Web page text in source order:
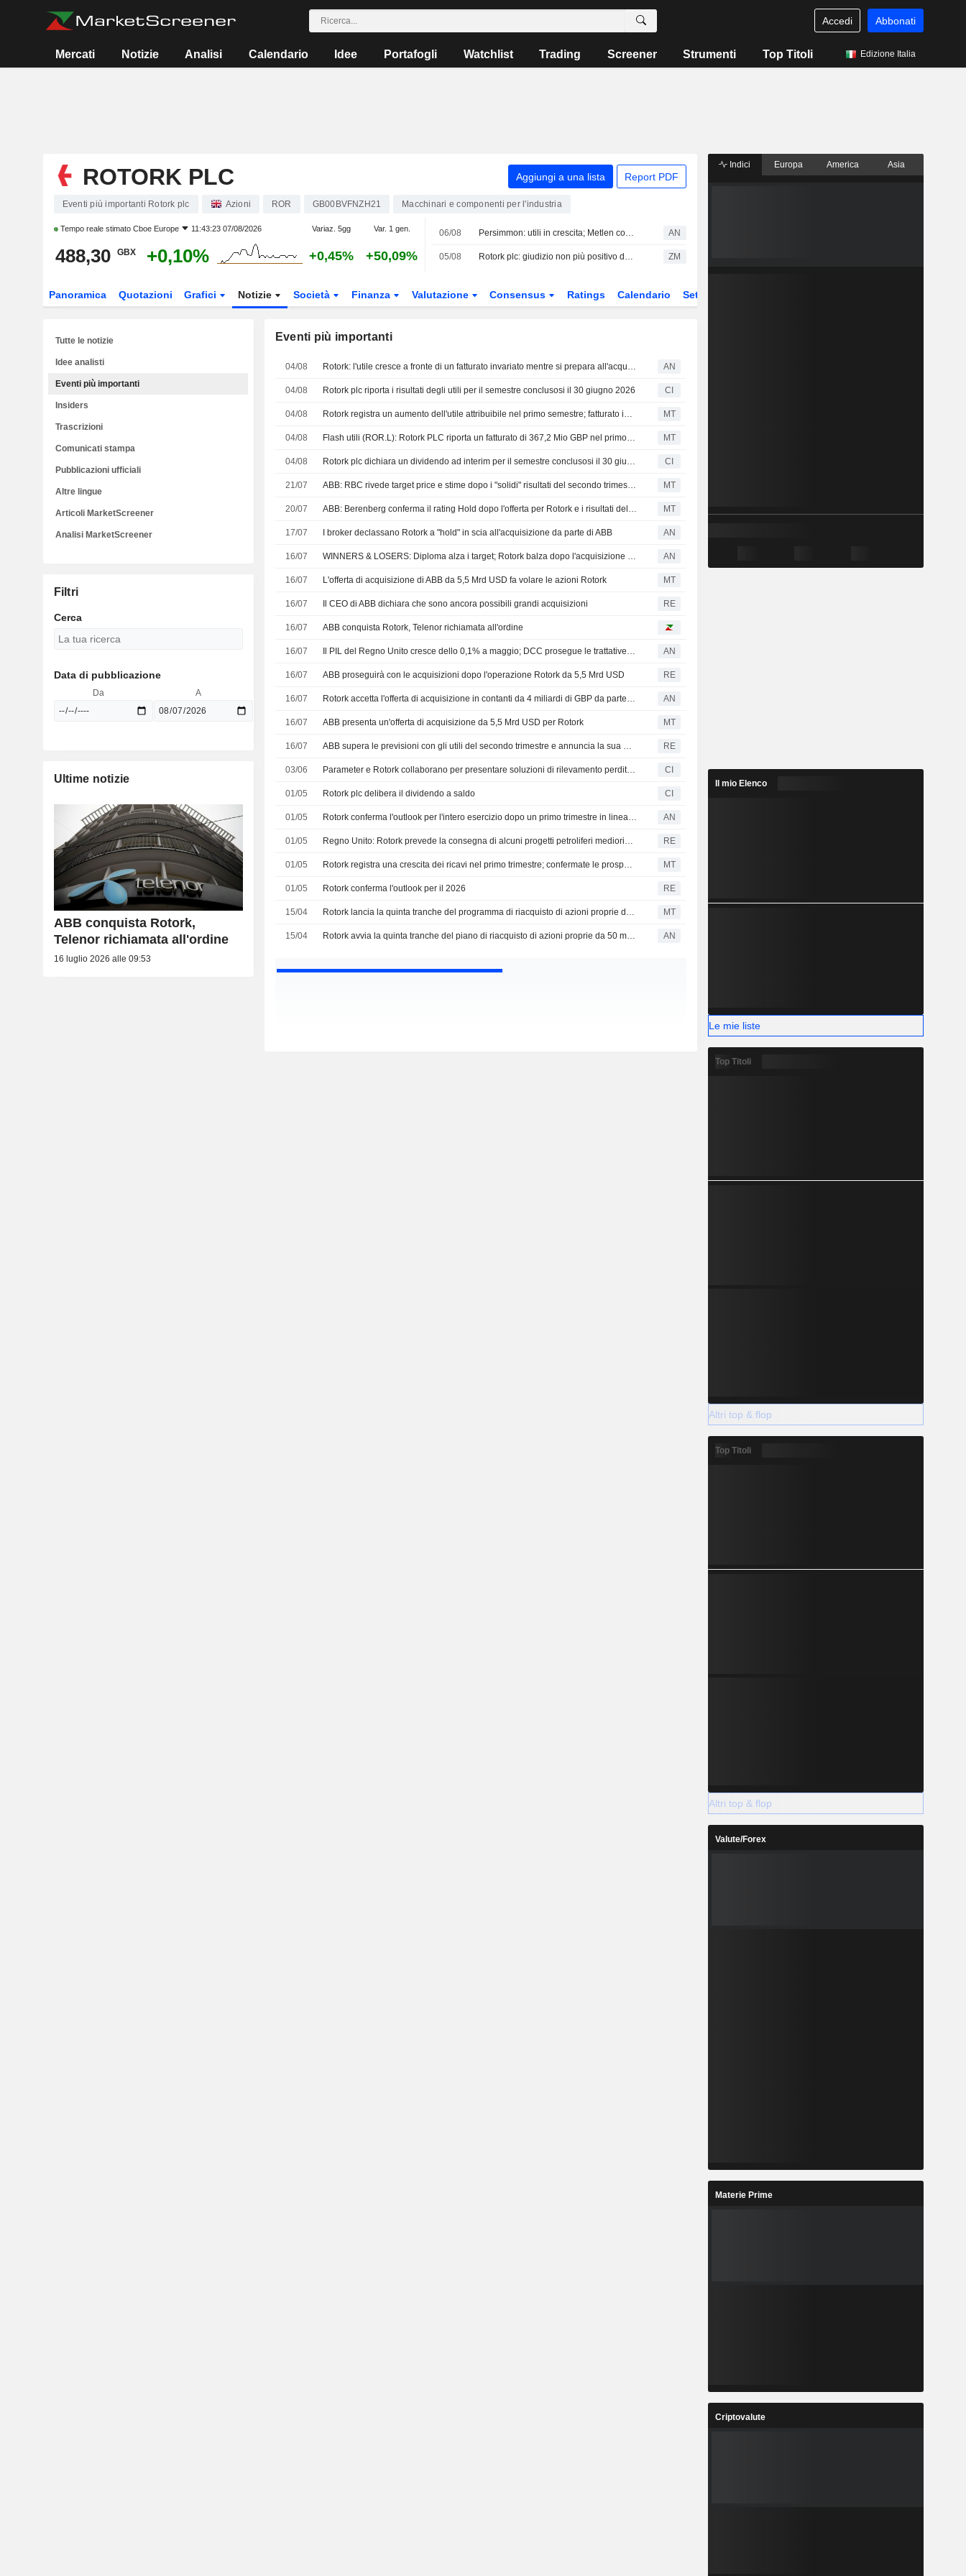
Accedi Abbonati
Mercati Notizie Analisi Calendario Idee Portafogli Watchlist Trading Screener Strumenti Top Titoli Edizione Italia
ROTORK PLC Aggiungi a una lista Report PDF
Eventi più importanti Rotork plc Azioni ROR GB00BVFNZH21 Macchinari e componenti per l'industria
Tempo reale stimato Cboe Europe 11:43:23 07/08/2026 Variaz. 5gg Var. 1 gen.
488,30 GBX +0,10% +0,45% +50,09%
06/08 Persimmon: utili in crescita; Metlen conferma i target AN
05/08 Rotork plc: giudizio non più positivo da RBC Capital Markets ZM
Panoramica Quotazioni Grafici Notizie Società Finanza Valutazione Consensus Ratings Calendario Settore
Eventi più importanti
04/08 Rotork: l'utile cresce a fronte di un fatturato invariato mentre si prepara all'acquisizione da parte di ABB AN
04/08 Rotork plc riporta i risultati degli utili per il semestre conclusosi il 30 giugno 2026 CI
04/08 Rotork registra un aumento dell'utile attribuibile nel primo semestre; fatturato in lieve calo MT
04/08 Flash utili (ROR.L): Rotork PLC riporta un fatturato di 367,2 Mio GBP nel primo semestre MT
04/08 Rotork plc dichiara un dividendo ad interim per il semestre conclusosi il 30 giugno 2026, pagabile il 21 settembre 2026 CI
21/07 ABB: RBC rivede target price e stime dopo i "solidi" risultati del secondo trimestre e l'operazione Rotork MT
20/07 ABB: Berenberg conferma il rating Hold dopo l'offerta per Rotork e i risultati del secondo trimestre in linea con le attese MT
17/07 I broker declassano Rotork a "hold" in scia all'acquisizione da parte di ABB AN
16/07 WINNERS & LOSERS: Diploma alza i target; Rotork balza dopo l'acquisizione da parte di ABB AN
16/07 L'offerta di acquisizione di ABB da 5,5 Mrd USD fa volare le azioni Rotork MT
16/07 Il CEO di ABB dichiara che sono ancora possibili grandi acquisizioni RE
16/07 ABB conquista Rotork, Telenor richiamata all'ordine
16/07 Il PIL del Regno Unito cresce dello 0,1% a maggio; DCC prosegue le trattative per l'acquisizione AN
16/07 ABB proseguirà con le acquisizioni dopo l'operazione Rotork da 5,5 Mrd USD RE
16/07 Rotork accetta l'offerta di acquisizione in contanti da 4 miliardi di GBP da parte di ABB AN
16/07 ABB presenta un'offerta di acquisizione da 5,5 Mrd USD per Rotork MT
16/07 ABB supera le previsioni con gli utili del secondo trimestre e annuncia la sua maggiore acquisizione di sempre RE
03/06 Parameter e Rotork collaborano per presentare soluzioni di rilevamento perdite e isolamento dei fluidi per i data center raffreddati a liquido e orientati all'IA CI
01/05 Rotork plc delibera il dividendo a saldo CI
01/05 Rotork conferma l'outlook per l'intero esercizio dopo un primo trimestre in linea con le attese AN
01/05 Regno Unito: Rotork prevede la consegna di alcuni progetti petroliferi mediorientali nel secondo semestre RE
01/05 Rotork registra una crescita dei ricavi nel primo trimestre; confermate le prospettive per l'esercizio 2026 MT
01/05 Rotork conferma l'outlook per il 2026 RE
15/04 Rotork lancia la quinta tranche del programma di riacquisto di azioni proprie da 50 milioni di sterline MT
15/04 Rotork avvia la quinta tranche del piano di riacquisto di azioni proprie da 50 milioni di sterline AN
Tutte le notizie
Idee analisti
Eventi più importanti
Insiders
Trascrizioni
Comunicati stampa
Pubblicazioni ufficiali
Altre lingue
Articoli MarketScreener
Analisi MarketScreener
Filtri
Cerca
Data di pubblicazione
Da A
Ultime notizie
ABB conquista Rotork,
Telenor richiamata all'ordine
16 luglio 2026 alle 09:53
Indici Europa America Asia
Il mio Elenco
Le mie liste
Top Titoli
Altri top & flop
Top Titoli
Altri top & flop
Valute/Forex
Materie Prime
Criptovalute